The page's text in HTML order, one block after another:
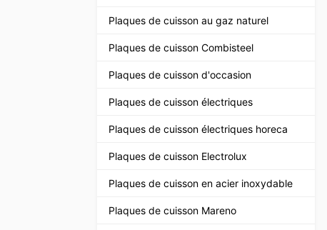
Plaques de cuisson au gaz naturel
Plaques de cuisson Combisteel
Plaques de cuisson d'occasion
Plaques de cuisson électriques
Plaques de cuisson électriques horeca
Plaques de cuisson Electrolux
Plaques de cuisson en acier inoxydable
Plaques de cuisson Mareno